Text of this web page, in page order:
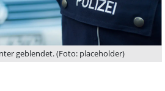
geblendet. (Foto: placeholder)